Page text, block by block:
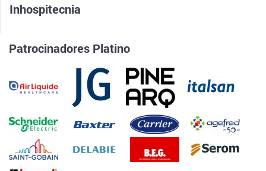
Inhospitecnia
Patrocinadores Platino